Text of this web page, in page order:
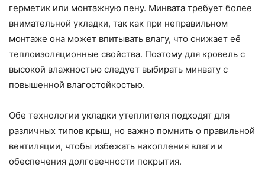
герметик или монтажную пену. Минвата требует более
внимательной укладки, так как при неправильном
монтаже она может впитывать влагу, что снижает её
теплоизоляционные свойства. Поэтому для кровель с
высокой влажностью следует выбирать минвату с
повышенной влагостойкостью.
Обе технологии укладки утеплителя подходят для
различных типов крыш, но важно помнить о правильной
вентиляции, чтобы избежать накопления влаги и
обеспечения долговечности покрытия.